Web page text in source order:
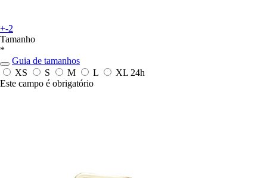
+-2
Tamanho
*
Guia de tamanhos
XS
S M L XL 24h
Este campo é obrigatório